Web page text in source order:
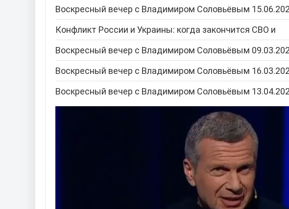
Воскресный вечер с Владимиром Соловьёвым
Конфликт России и Украины: когда закончится СВО и
Воскресный вечер с Владимиром Соловьёвым
Воскресный вечер с Владимиром Соловьёвым
Воскресный вечер с Владимиром Соловьёвым